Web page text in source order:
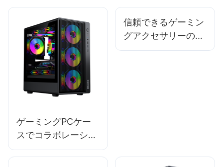
ゲーミングPCケー
スでコラボレーショ
ンすべきトップブラ
信頼できるゲーミン
グアクセサリーのメ
ーカーやサプライヤ